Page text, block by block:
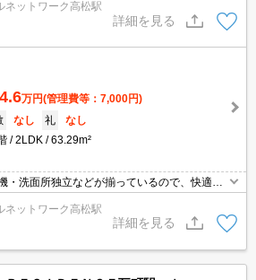
広々と空間を利用することも可能です。オー
いるので、建物内には基本的に住民のみとい
がります。45.3㎡ある専有面積で暮らせま
ネットワーク高松駅
詳細を見る
万円(管理費等：7,000円)
なし 礼
なし
2LDK 63.29m²
・洗面所独立などが揃っているので、快適に
なります。収納はシューズボックス・クロゼ
広々と空間を利用することも可能です。オー
いるので、建物内には基本的に住民のみとい
がります。45.3㎡ある専有面積で暮らせま
ネットワーク高松駅
詳細を見る